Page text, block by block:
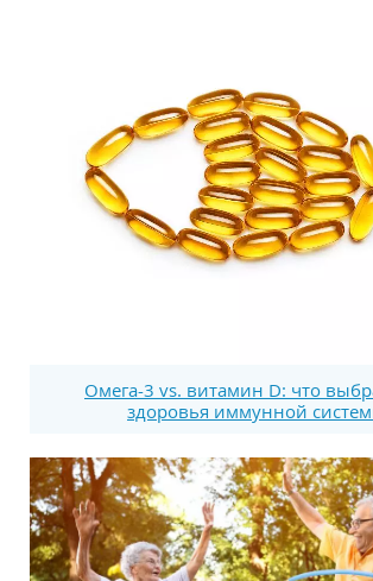
Омега-3 vs. витамин D: что
здоровья иммунной